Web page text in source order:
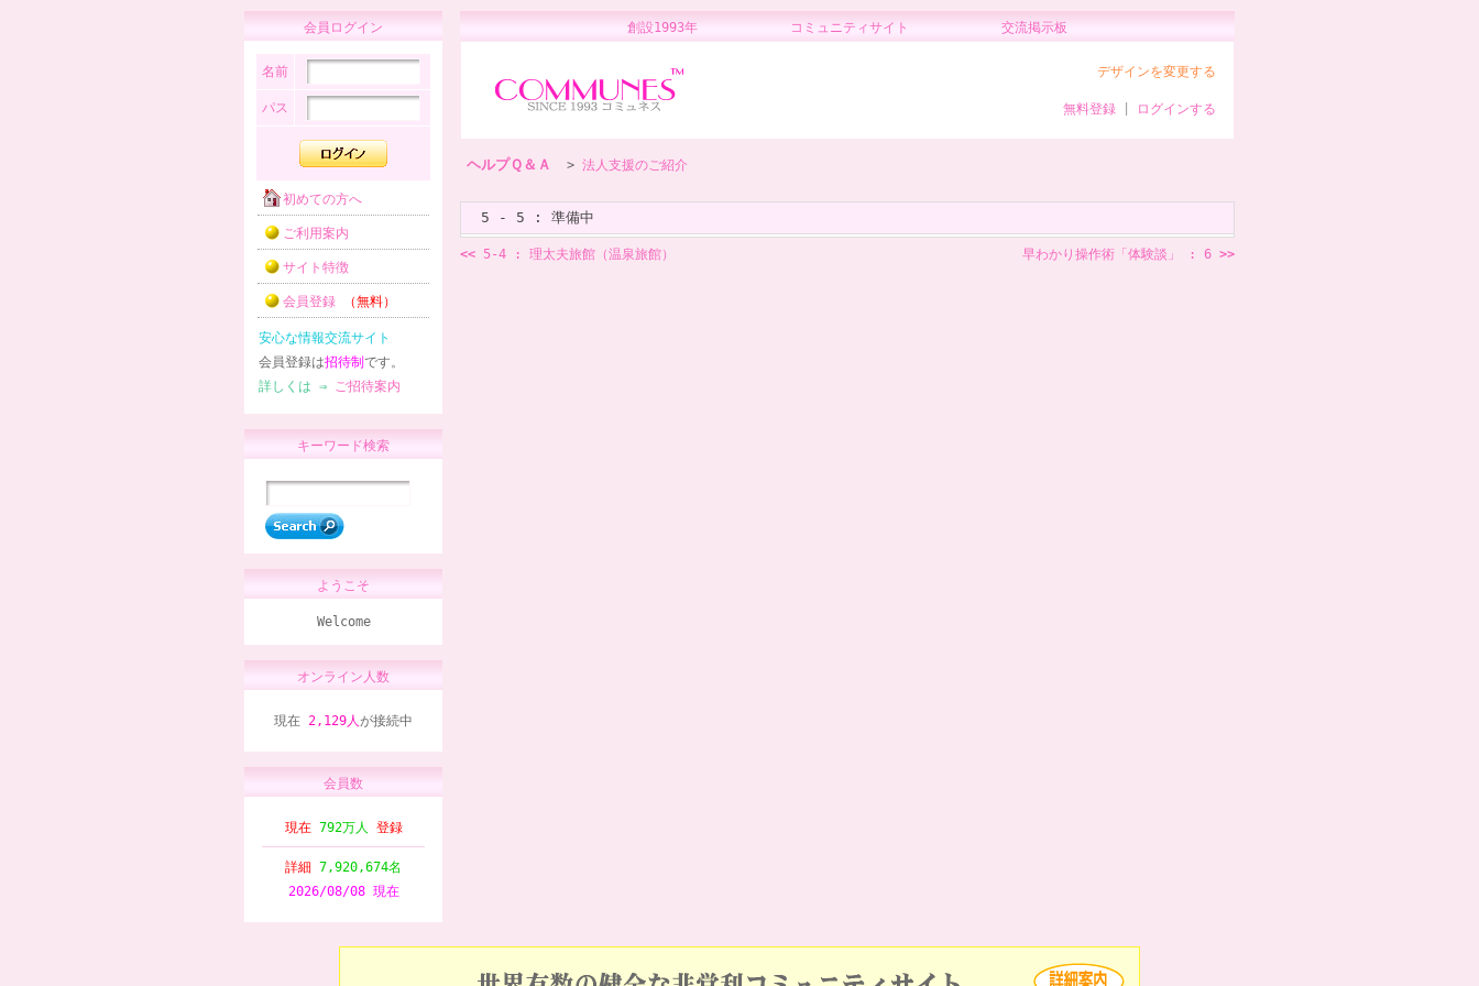
会員ログイン
名前
パス
初めての方へ
ご利用案内
サイト特徴
会員登録 （無料）
安心な情報交流サイト
会員登録は招待制 です。
詳しくは ⇒ ご招待案内
キーワード検索
ようこそ
Welcome
オンライン人数
現在 2,129人が接続中
会員数
現在 792万人 登録
詳細 7,920,674名
2026/08/08 現在
創設1993年 コミュニティサイト 交流掲示板
デザインを変更する
無料登録 ログインする
ヘルプＱ＆Ａ > 法人支援のご紹介
5 - 5 : 準備中
<< 5-4 : 理太夫旅館（温泉旅館） 早わかり操作術「体験談」 : 6 >>